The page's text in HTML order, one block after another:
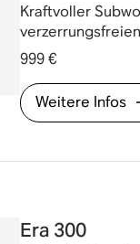
Kraftvoller
999 €
Weitere Infos
Era 300